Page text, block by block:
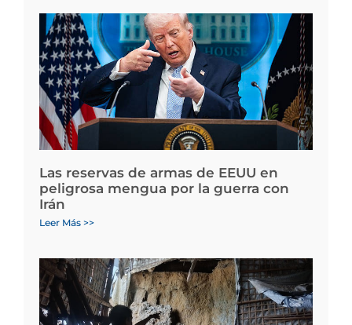
Las reservas de armas de EEUU en
peligrosa mengua por la guerra con
Irán
Leer Más >>